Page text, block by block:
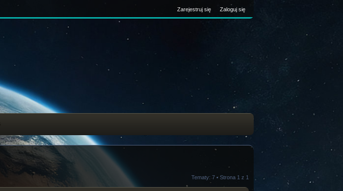
Zarejestruj się Zaloguj się
Tematy: 7 • Strona 1 z 1